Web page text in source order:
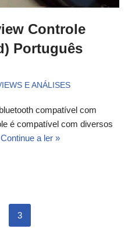
Controle
Português
E ANÁLISES
compatível com
é compatível com diversos
Continue a ler »
3